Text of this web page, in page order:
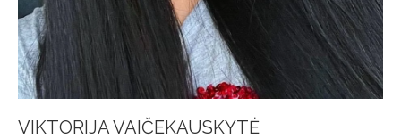
VIKTORIJA VAIČEKAUSKYTĖ